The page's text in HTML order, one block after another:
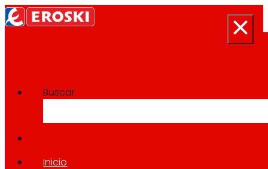
Buscar
Inicio
Sala de prensa
Volver a todas las noticias